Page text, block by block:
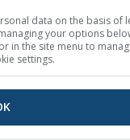
вызывает такие
свистящее
грипп и
meteogram
содержит
data on the basis of
your options
in the site menu to
settings.